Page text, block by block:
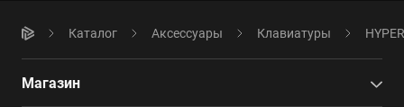
Каталог Аксессуары Клавиатуры
Магазин